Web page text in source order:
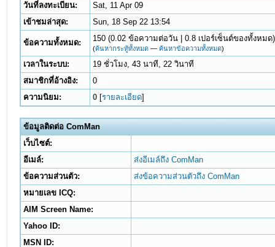
วันที่ลงทะเบียน:
Sat, 11 Apr 09
เข้าชมล่าสุด:
Sun, 18 Sep 22 13:54
ข้อความทั้งหมด: 150 (0.02 ข้อความต่อวัน | 0.8 เปอร์เซ็นต์ของทั้งหมด)
(ค้นหากระทู้ทั้งหมด — ค้นหาข้อความทั้งหมด)
เวลาในระบบ:
19 ชั่วโมง, 43 นาที, 22 วินาที
สมาชิกที่อ้างอิง:
0
ความนิยม:
0 [รายละเอียด]
ข้อมูลติดต่อ ComMan
เว็บไซต์:
อีเมล์:
ส่งอีเมล์ถึง ComMan
ข้อความส่วนตัว:
ส่งข้อความส่วนตัวถึง ComMan
หมายเลข ICQ:
AIM Screen Name:
Yahoo ID:
MSN ID: